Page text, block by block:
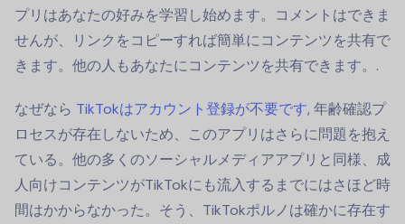
プリはあなたの好みを学習し始めます。コメントはできま
せんが、リンクをコピーすれば簡単にコンテンツを共有で
きます。他の人もあなたにコンテンツを共有できます。.
なぜなら TikTokはアカウント登録が不要です, 年齢確認プ
ロセスが存在しないため、このアプリはさらに問題を抱え
ている。他の多くのソーシャルメディアアプリと同様、成
人向けコンテンツがTikTokにも流入するまでにはさほど時
間はかからなかった。そう、TikTokポルノは確かに存在す